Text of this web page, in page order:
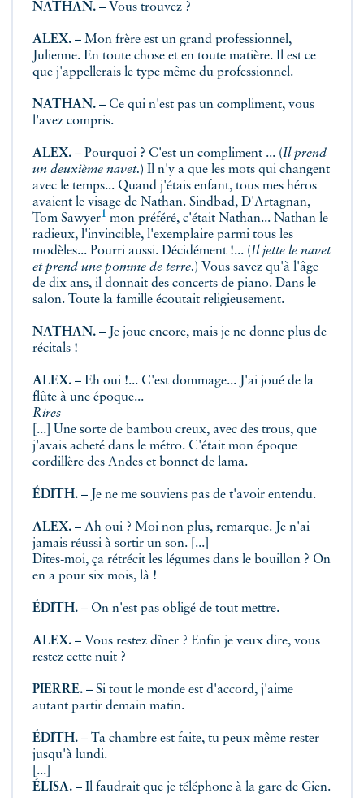
NATHAN. – Vous trouvez ?
ALEX. – Mon frère est un grand professionnel,
Julienne. En toute chose et en toute matière. Il est ce
que j'appellerais le type même du professionnel.
NATHAN. – Ce qui n'est pas un compliment, vous
l'avez compris.
ALEX. – Pourquoi ? C'est un compliment ... (Il prend
un deuxième navet.) Il n'y a que les mots qui changent
avec le temps... Quand j'étais enfant, tous mes héros
avaient le visage de Nathan. Sindbad, D'Artagnan,
Tom Sawyer1 mon préféré, c'était Nathan... Nathan le
radieux, l'invincible, l'exemplaire parmi tous les
modèles... Pourri aussi. Décidément !... (Il jette le navet
et prend une pomme de terre.) Vous savez qu'à l'âge
de dix ans, il donnait des concerts de piano. Dans le
salon. Toute la famille écoutait religieusement.
NATHAN. – Je joue encore, mais je ne donne plus de
récitals !
ALEX. – Eh oui !... C'est dommage... J'ai joué de la
flûte à une époque...
Rires
[...] Une sorte de bambou creux, avec des trous, que
j'avais acheté dans le métro. C'était mon époque
cordillère des Andes et bonnet de lama.
ÉDITH. – Je ne me souviens pas de t'avoir entendu.
ALEX. – Ah oui ? Moi non plus, remarque. Je n'ai
jamais réussi à sortir un son. [...]
Dites-moi, ça rétrécit les légumes dans le bouillon ? On
en a pour six mois, là !
ÉDITH. – On n'est pas obligé de tout mettre.
ALEX. – Vous restez dîner ? Enfin je veux dire, vous
restez cette nuit ?
PIERRE.
autant partir demain matin.
ÉDITH. – Ta chambre est faite, tu peux même rester
jusqu'à lundi.
[...]
ÉLISA. – Il faudrait que je téléphone à la gare de Gien.